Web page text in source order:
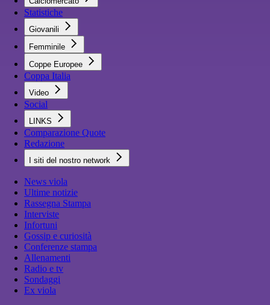
Statistiche
Giovanili
Femminile
Coppe Europee
Coppa Italia
Video
Social
LINKS
Comparazione Quote
Redazione
I siti del nostro network
News viola
Ultime notizie
Rassegna Stampa
Interviste
Infortuni
Gossip e curiosità
Conferenze stampa
Allenamenti
Radio e tv
Sondaggi
Ex viola